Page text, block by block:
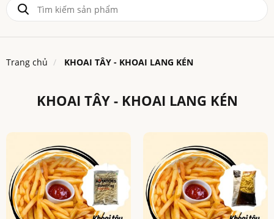
Trang chủ KHOAI TÂY - KHOAI LANG KÉN
KHOAI TÂY - KHOAI LANG KÉN